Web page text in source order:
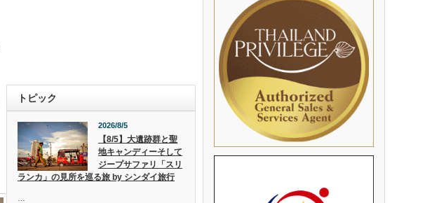
トピック
2026/8/5
【8/5】大遺跡群と聖
地キャンディーそして
ジープサファリ「スリ
ランカ」の見所を巡る旅 by シンダイ旅行